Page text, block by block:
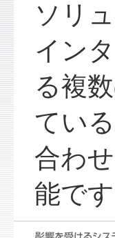
ソリ
イン
る複
てい
合わ
能です